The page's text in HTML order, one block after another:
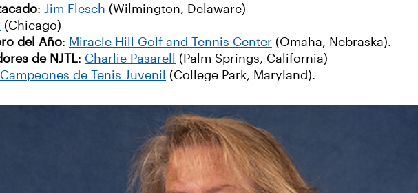
: Jim Flesch (Wilmington, Delaware)
(Chicago)
del Año: Miracle Hill Golf and Tennis Center (Omaha, Nebraska).
de NJTL: Charlie Pasarell
(Palm Springs, California)
de Tenis Juvenil (College Park, Maryland).